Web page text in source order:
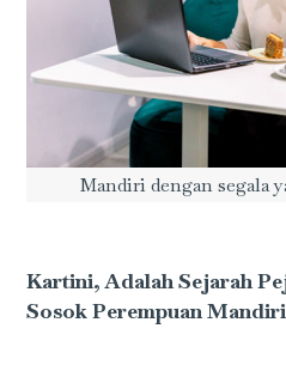
Mandiri dengan segala
Kartini, Adalah Sejarah
Sosok Perempuan Mandiri